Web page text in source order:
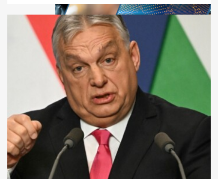
Nem tudták elfelejteni a
másikat: 30 év után talált
egymásra a...